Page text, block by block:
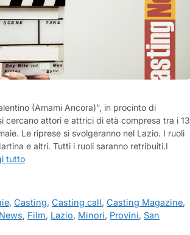
(Amami Ancora)”, in procinto di
cercano attori e attrici di età compresa tra i 13
Le riprese si svolgeranno nel Lazio. I ruoli
e altri. Tutti i ruoli saranno retribuiti.I
tutto
,Casting,Casting call,Casting Magazine,
, Film, Lazio, Minori, Provini, San